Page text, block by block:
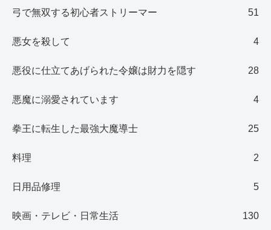
弓で無双する初心者ストリーマー 51
悪女を殺して 4
悪役に仕立てあげられた令嬢は財力を隠す 28
悪魔に溺愛されています 4
拳王に転生した最強大魔導士 25
料理 2
日用品修理 5
映画・テレビ・日常生活 130